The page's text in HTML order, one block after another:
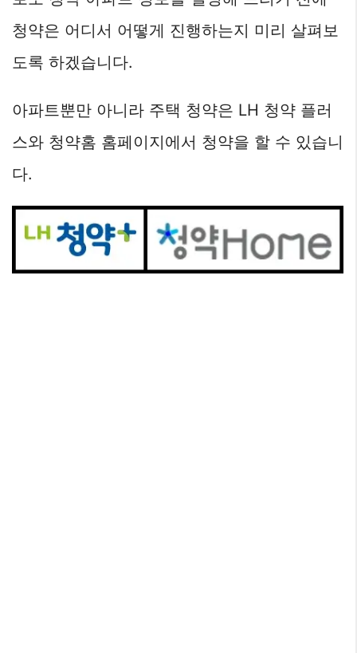
청약은 어디서 어떻게 진행하는지 미리 살펴보
도록 하겠습니다.
아파트뿐만 아니라 주택 청약은 LH 청약 플러
스와 청약홈 홈페이지에서 청약을 할 수 있습니
다.